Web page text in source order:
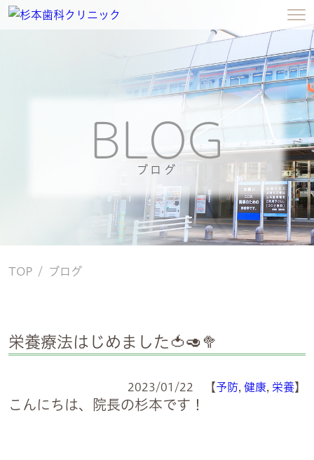
BLOG
ブログ
TOP ブログ
栄養療法はじめました🍅🥑🥦
2023/01/22 【予防, 健康, 栄養】
こんにちは、院長の杉本です！